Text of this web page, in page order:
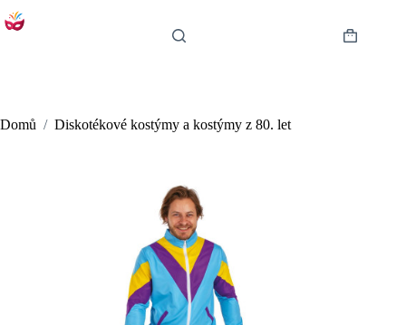
to
Shopping
Domů / Diskotékové kostýmy a kostýmy z 80. let